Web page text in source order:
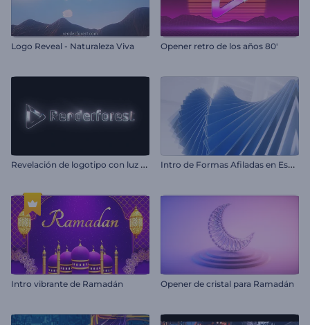
Logo Reveal - Naturaleza Viva Opener retro de los años 80'
R
evelación de logotipo con luz suave I
ntro de Formas Afiladas en Espiral
Intro vibrante de Ramadán Opener de cristal para Ramadán